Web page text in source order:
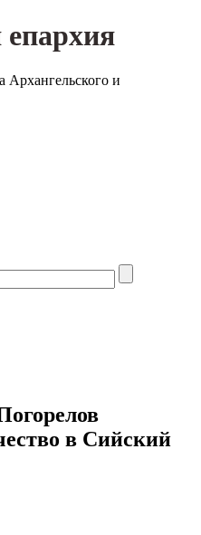
епархия
Архангельского и
в Сийский